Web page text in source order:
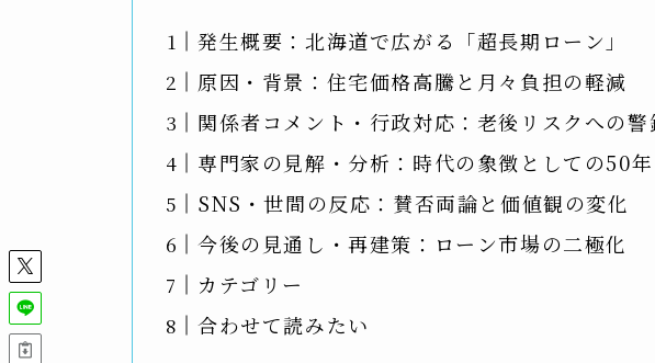
発生概要：北海道で広がる「超長期ローン」
原因・背景：住宅価格高騰と月々負担の軽減
関係者コメント・行政対応：老後リスクへの警
専門家の見解・分析：時代の象徴としての50
SNS・世間の反応：賛否両論と価値観の変化
今後の見通し・再建策：ローン市場の二極化
カテゴリー
合わせて読みたい